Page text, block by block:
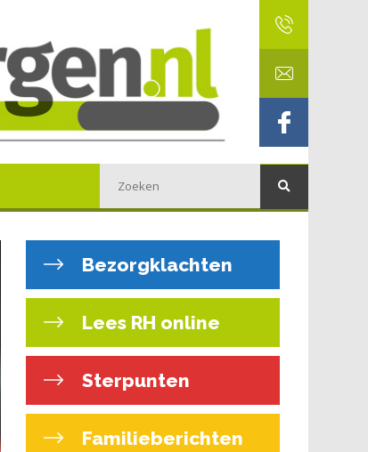
Bezorgklachten
Lees RH online
Sterpunten
Familieberichten